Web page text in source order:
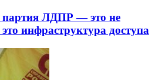
партия ЛДПР — это не
инфраструктура доступа